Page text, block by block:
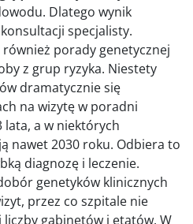
Dlatego wynik
specjalisty.
porady genetycznej
z grup ryzyka. Niestety
dramatycznie się
na wizytę w poradni
lata, a w niektórych
nawet 2030 roku. Odbiera to
diagnozę i leczenie.
genetyków klinicznych
przez co szpitale nie
gabinetów i etatów. W